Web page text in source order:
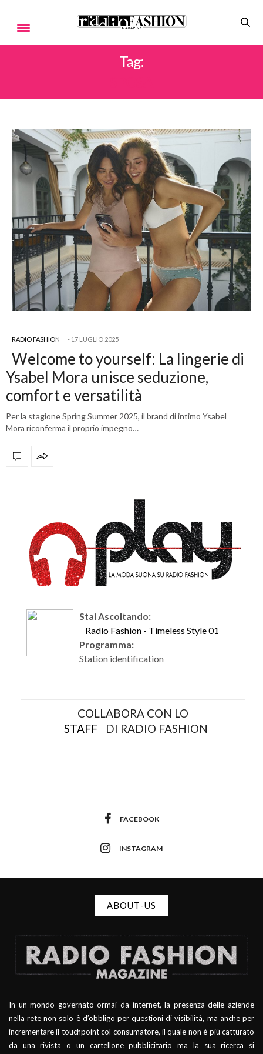
Tag:
RADIO FASHION 17 LUGLIO 2025
Welcome to yourself: La lingerie di
Ysabel Mora unisce seduzione,
comfort e versatilità
Per la stagione Spring Summer 2025, il brand di intimo Ysabel
Mora riconferma il proprio impegno…
Stai Ascoltando:
Radio Fashion - Timeless Style 01
Programma:
Station identification
COLLABORA CON LO
STAFF
DI RADIO FASHION
FACEBOOK
INSTAGRAM
ABOUT-US
In un mondo governato ormai da internet, la presenza delle aziende
nella rete non solo è d’obbligo per questioni di visibilità, ma anche per
incrementare il touchpoint col consumatore, il quale non è più catturato
da una rivista o un cartellone pubblicitario ma la sua ricerca si